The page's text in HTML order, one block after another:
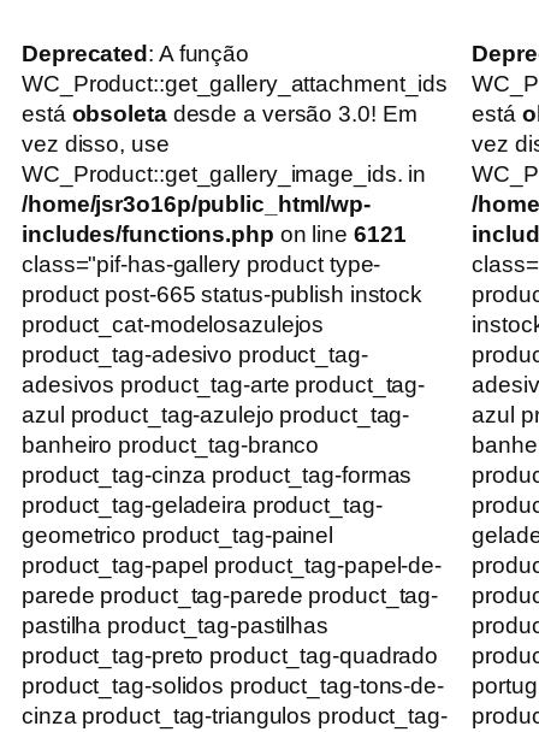
Deprecated : A função
WC_Product::get_gallery_attachment_ids
está obsoletadesde a versão 3.0! Em
vez disso, use
WC_Product::get_gallery_image_ids. in
/home/jsr3o16p/public_html/wp-
includes/functions.php on line 6121
class="pif-has-gallery product type-
product post-665 status-publish instock
product_cat-modelosazulejos
product_tag-adesivo product_tag-
adesivos product_tag-arte product_tag-
azul product_tag-azulejo product_tag-
banheiro product_tag-branco
product_tag-cinza product_tag-formas
product_tag-geladeira product_tag-
geometrico product_tag-painel
product_tag-papel product_tag-papel-de-
parede product_tag-parede product_tag-
pastilha product_tag-pastilhas
product_tag-preto product_tag-quadrado
product_tag-solidos product_tag-tons-de-
cinza product_tag-triangulos product_tag-
está
vez
/
azul